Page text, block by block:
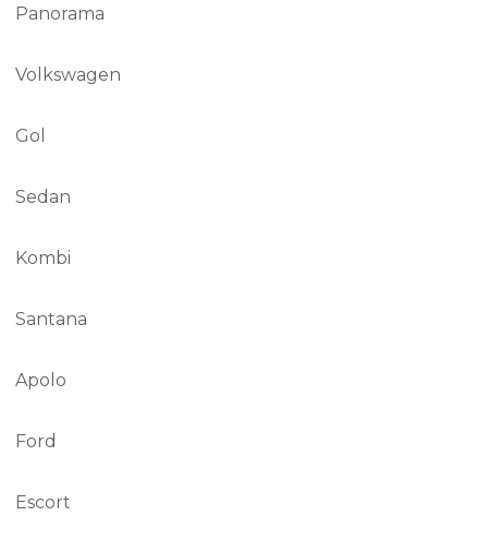
Panorama
Volkswagen
Gol
Sedan
Kombi
Santana
Apolo
Ford
Escort